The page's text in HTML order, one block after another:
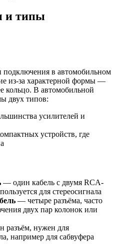
и типы
в автомобильном
из-за характерной формы —
кольцо. В автомобильной
двух типов:
усилителей и
устройств, где
— один кабель с двумя RCA-
для стереосигнала
— четыре разъёма, часто
двух пар колонок или
разъём, нужен для
например для сабвуфера